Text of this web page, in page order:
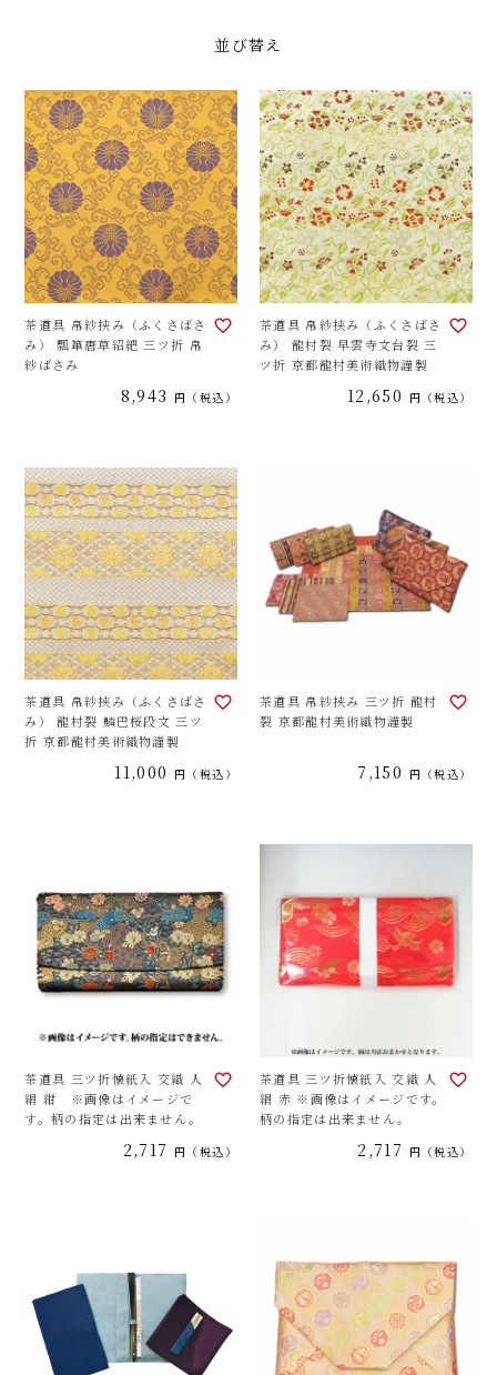
並び替え
茶道具 帛紗挟み（ふくさばさ
み） 瓢箪唐草紹紦 三ツ折 帛
紗ばさみ
8,943 税込
茶道具 帛紗挟み（ふくさばさ
み） 龍村裂 早雲寺文台裂 三
ツ折 京都龍村美術織物謹製
12,650 税込
茶道具 帛紗挟み（ふくさばさ
み） 龍村裂 鱗巴桜段文 三ツ
折 京都龍村美術織物謹製
11,000 税込
茶道具 帛紗挟み 三ツ折 龍村
裂 京都龍村美術織物謹製
7,150 税込
茶道具 三ツ折懐紙入 交織 人
絹 紺 ※画像はイメージで
す。柄の指定は出来ません。
2,717 税込
茶道具 三ツ折懐紙入 交織 人
絹 赤 ※画像はイメージです。
柄の指定は出来ません。
2,717 税込